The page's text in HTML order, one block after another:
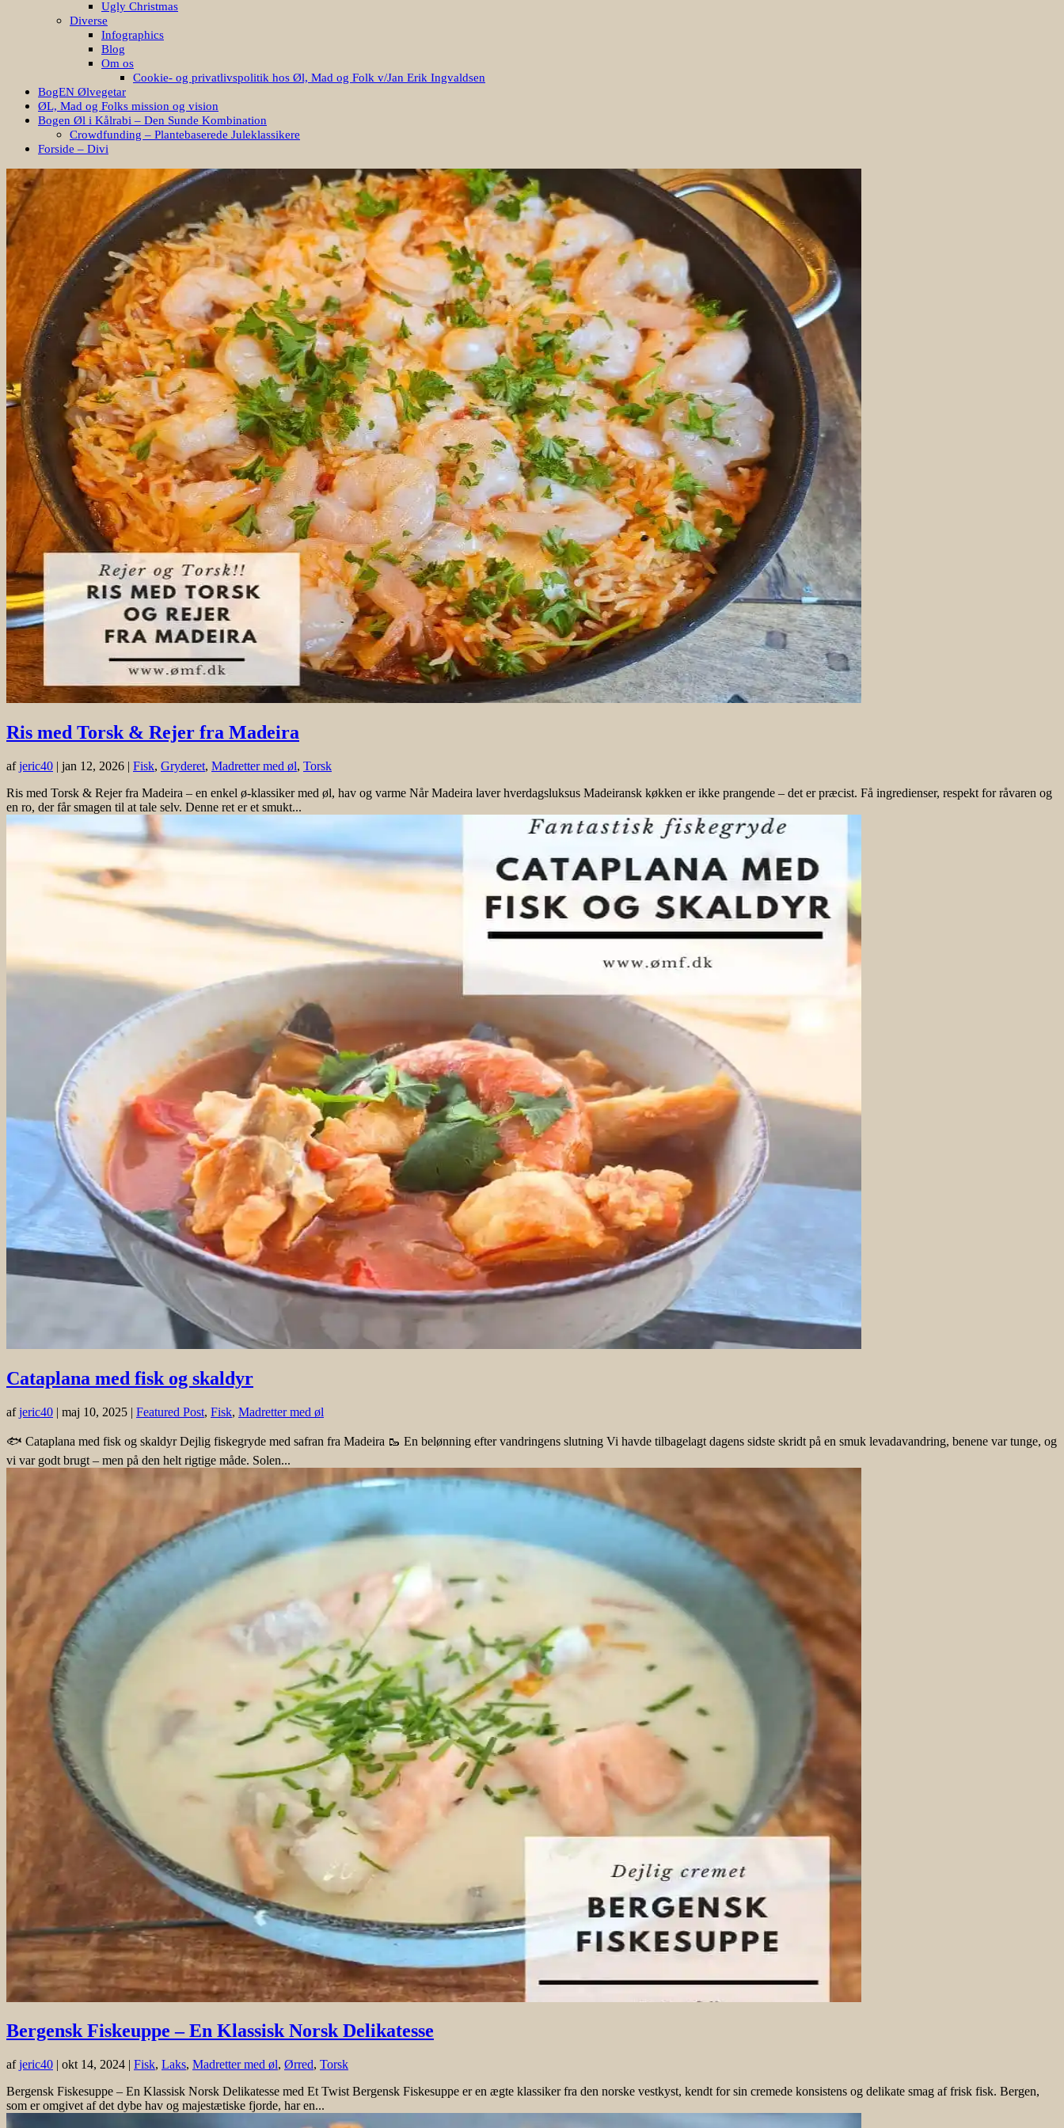
Ugly Christmas
Diverse
Infographics
Blog
Om os
Cookie- og privatlivspolitik hos Øl, Mad og Folk v/Jan Erik Ingvaldsen
BogEN Ølvegetar
ØL, Mad og Folks mission og vision
Bogen Øl i Kålrabi – Den Sunde Kombination
Crowdfunding – Plantebaserede Juleklassikere
Forside – Divi
Ris med Torsk & Rejer fra Madeira
afjeric40 | jan 12, 2026 | Fisk, Gryderet, Madretter med øl, Torsk
Ris med Torsk & Rejer fra Madeira – en enkel ø-klassiker med øl, hav og varme Når Madeira laver hverdagsluksus Madeiransk køkken er ikke prangende – det er præcist. Få ingredienser, respekt for råvaren og
en ro, der får smagen til at tale selv. Denne ret er et smukt...
Cataplana med fisk og skaldyr
afjeric40 | maj 10, 2025 | Featured Post, Fisk, Madretter med øl
🐟 Cataplana med fisk og skaldyr Dejlig fiskegryde med safran fra Madeira 🥾 En belønning efter vandringens slutning Vi havde tilbagelagt dagens sidste skridt på en smuk levadavandring, benene var tunge, og
vi var godt brugt – men på den helt rigtige måde. Solen...
Bergensk Fiskeuppe – En Klassisk Norsk Delikatesse
afjeric40 | okt 14, 2024 | Fisk, Laks, Madretter med øl, Ørred, Torsk
Bergensk Fiskesuppe – En Klassisk Norsk Delikatesse med Et Twist Bergensk Fiskesuppe er en ægte klassiker fra den norske vestkyst, kendt for sin cremede konsistens og delikate smag af frisk fisk. Bergen,
som er omgivet af det dybe hav og majestætiske fjorde, har en...